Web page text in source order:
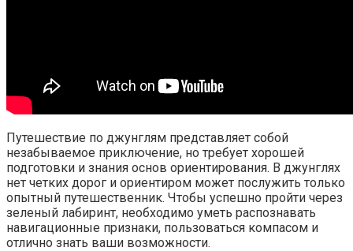
Путешествие по джунглям представляет собой
незабываемое приключение, но требует хорошей
подготовки и знания основ ориентирования. В джунглях
нет четких дорог и ориентиром может послужить только
опытный путешественник. Чтобы успешно пройти через
зеленый лабиринт, необходимо уметь распознавать
навигационные признаки, пользоваться компасом и
отлично знать ваши возможности.